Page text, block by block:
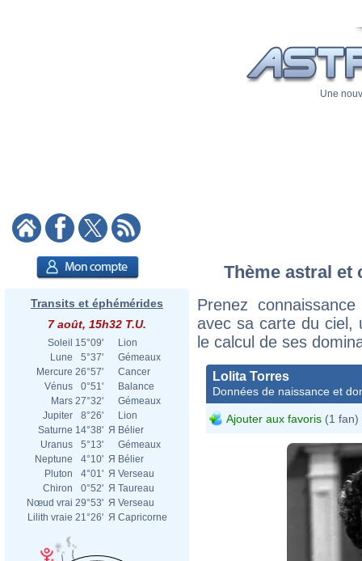
Une
Transits et éphémérides
7 août, 15h32 T.U.
Soleil 15°09'
Lion
Lune
5°37'
Gémeaux
Mercure 26°57'
Cancer
Vénus
0°51'
Balance
Mars 27°32'
Gémeaux
Jupiter
8°26'
Lion
Saturne 14°38' Я Bélier
Uranus
5°13'
Gémeaux
Neptune
4°10' Я Bélier
Pluton
4°01' Я Verseau
Chiron
0°52' Я Taureau
Nœud vrai 29°53' Я Verseau
Lilith vraie 21°26' Я Capricorne
Thème astral et
Prenez
avec sa carte du ciel,
le calcul de ses
Lolita Torres
Données de naissance et
Ajouter aux favoris (1 fan)